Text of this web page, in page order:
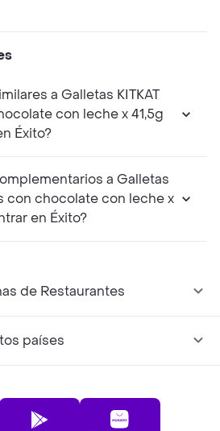
a Galletas KITKAT
con leche x 41,5g
Éxito?
a Galletas
con chocolate con leche x
en Éxito?
de Restaurantes
países